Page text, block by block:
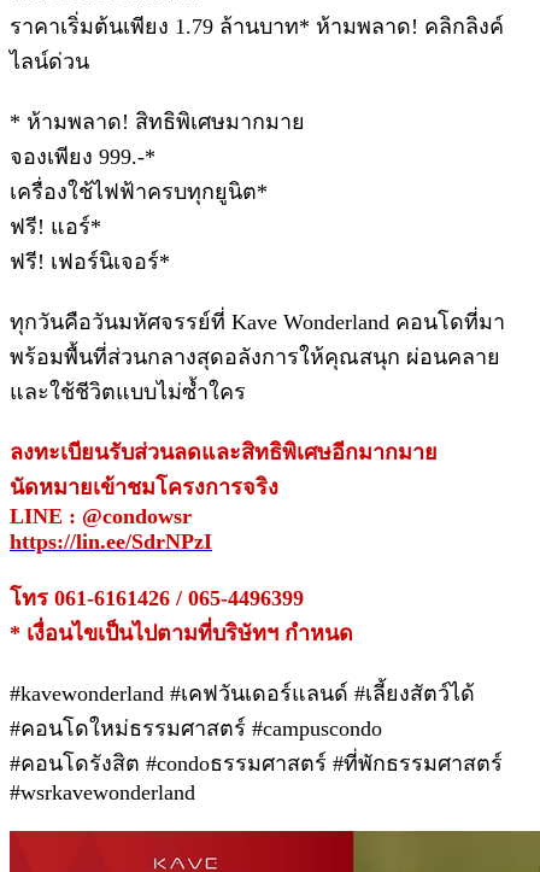
ราคาเริ่มต้นเพียง 1.79 ล้านบาท* ห้ามพลาด! คลิกลิงค์
ไลน์ด่วน
* ห้ามพลาด! สิทธิพิเศษมากมาย
จองเพียง 999.-*
เครื่องใช้ไฟฟ้าครบทุกยูนิต*
ฟรี! แอร์*
ฟรี! เฟอร์นิเจอร์*
ทุกวันคือวันมหัศจรรย์ที่ Kave Wonderland คอนโดที่มา
พร้อมพื้นที่ส่วนกลางสุดอลังการให้คุณสนุก ผ่อนคลาย
และใช้ชีวิตแบบไม่ซ้ำใคร
ลงทะเบียนรับส่วนลดและสิทธิพิเศษอีกมากมาย
นัดหมายเข้าชมโครงการจริง
LINE : @condowsr
https://lin.ee/SdrNPzI
โทร 061-6161426 / 065-4496399
* เงื่อนไขเป็นไปตามที่บริษัทฯ กำหนด
#kavewonderland #เคฟวันเดอร์แลนด์ #เลี้ยงสัตว์ได้
#คอนโดใหม่ธรรมศาสตร์ #campuscondo
#คอนโดรังสิต #condoธรรมศาสตร์ #ที่พักธรรมศาสตร์
#wsrkavewonderland